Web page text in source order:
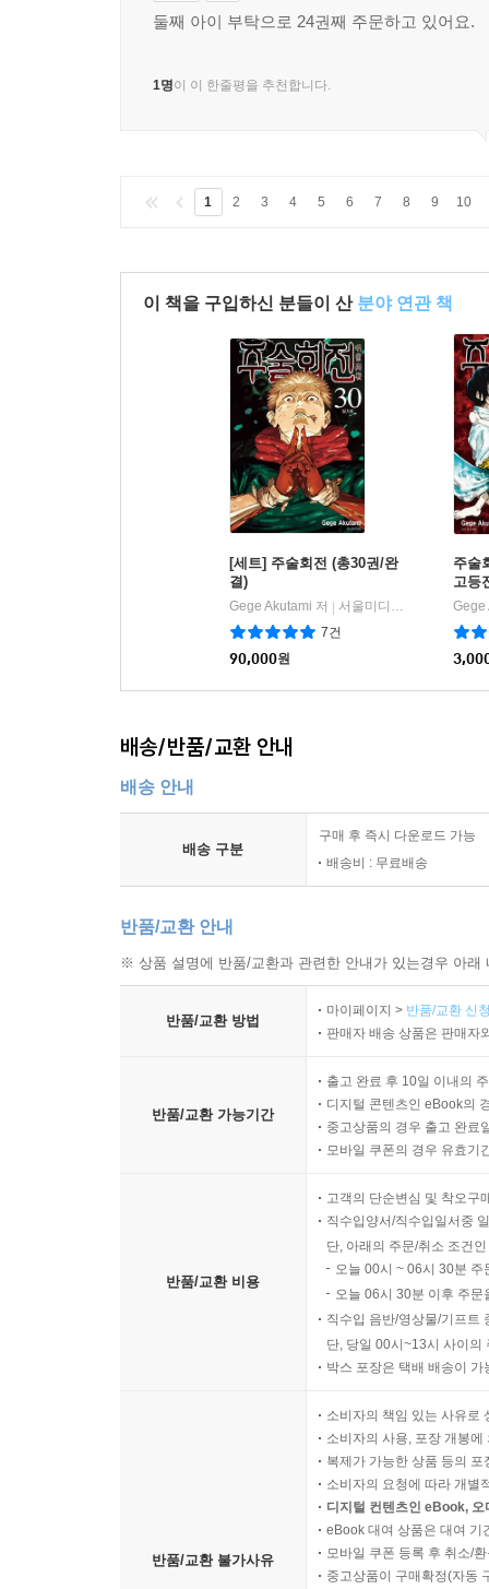
둘째 아이 부탁으로 24권째 주문하고 있어요.
1명이 이 한줄평을 추천합니다.
1 2 3 4 5 6 7 8 9 10
이 책을 구입하신 분들이 산 분야 연관 책
[세트] 주술회전 (총30권/완
결)
Gege Akutami 저 | 서울미디어코믹스/DCW
7건
90,000원
주술
고등
Gege
배송/반품/교환 안내
배송 안내
배송 구분
구매 후 즉시 다운로드 가능
배송비 : 무료배송
반품/교환 안내
※ 상품 설명에 반품/교환과 관련한 안내가 있는경우 아
반품/교환 방법
마이페이지 > 반품/교환 신
판매자 배송 상품은 판매자
반품/교환 가능기간
출고 완료 후 10일 이내의
디지털 콘텐츠인 eBook의
중고상품의 경우 출고 완료
모바일 쿠폰의 경우 유효기
반품/교환 비용
고객의 단순변심 및 착오구
직수입양서/직수입일서중
단, 아래의 주문/취소 조건
오늘 00시 ~ 06시 30분
오늘 06시 30분 이후 주
직수입 음반/영상물/기프트
단, 당일 00시~13시 사이의
박스 포장은 택배 배송이
반품/교환 불가사유
소비자의 책임 있는 사유로
소비자의 사용, 포장 개봉
복제가 가능한 상품 등의
소비자의 요청에 따라 개별
디지털 컨텐츠인 eBook,
eBook 대여 상품은 대여 기
모바일 쿠폰 등록 후 취소/
중고상품이 구매확정(자동